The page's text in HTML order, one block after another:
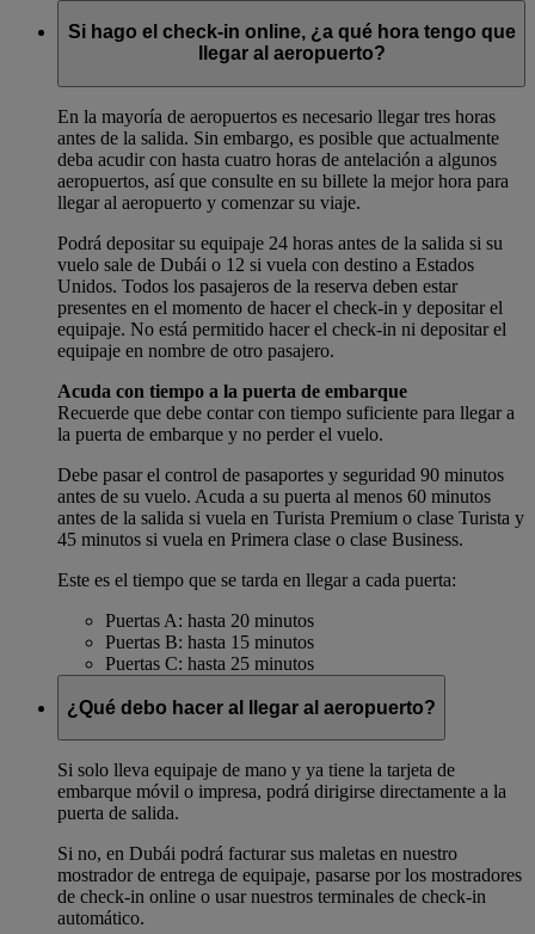
Si hago el check-in online, ¿a qué hora tengo que
llegar al aeropuerto?
En la mayoría de aeropuertos es necesario llegar tres horas
antes de la salida. Sin embargo, es posible que actualmente
deba acudir con hasta cuatro horas de antelación a algunos
aeropuertos, así que consulte en su billete la mejor hora para
llegar al aeropuerto y comenzar su viaje.
Podrá depositar su equipaje 24 horas antes de la salida si su
vuelo sale de Dubái o 12 si vuela con destino a Estados
Unidos. Todos los pasajeros de la reserva deben estar
presentes en el momento de hacer el check-in y depositar el
equipaje. No está permitido hacer el check-in ni depositar el
equipaje en nombre de otro pasajero.
Acuda con tiempo a la puerta de embarque
Recuerde que debe contar con tiempo suficiente para llegar a
la puerta de embarque y no perder el vuelo.
Debe pasar el control de pasaportes y seguridad 90 minutos
antes de su vuelo. Acuda a su puerta al menos 60 minutos
antes de la salida si vuela en Turista Premium o clase Turista y
45 minutos si vuela en Primera clase o clase Business.
Este es el tiempo que se tarda en llegar a cada puerta:
Puertas A: hasta 20 minutos
Puertas B: hasta 15 minutos
Puertas C: hasta 25 minutos
¿Qué debo hacer al llegar al aeropuerto?
Si solo lleva equipaje de mano y ya tiene la tarjeta de
embarque móvil o impresa, podrá dirigirse directamente a la
puerta de salida.
Si no, en Dubái podrá facturar sus maletas en nuestro
mostrador de entrega de equipaje, pasarse por los mostradores
de check-in online o usar nuestros terminales de check-in
automático.